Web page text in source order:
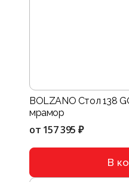
BOLZANO Стол 138
мрамор
от 157 395 ₽
В